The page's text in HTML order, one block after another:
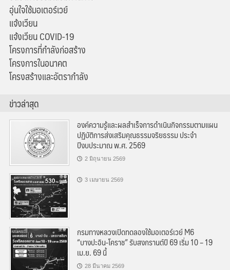
อุ่นใจใช้มอเตอร์เวย์
แจ้งเวียน
แจ้งเวียน COVID-19
โครงการที่กำลังก่อสร้าง
โครงการในอนาคต
โครงสร้างและอัตรากำลัง
ข่าวล่าสุด
องค์ความรู้และผลสำเร็จการดำเนินกิจกรรมตามแผน
ปฏิบัติการส่งเสริมคุณธรรมจริยธรรม ประจำ
ปีงบประมาณ พ.ศ. 2569
2 มิถุนายน 2569
3 เมษายน 2569
กรมทางหลวงเปิดทดลองใช้มอเตอร์เวย์ M6
“บางปะอิน-โคราช” รับสงกรานต์ปี 69 เริ่ม 10 – 19
เม.ย. 69 นี้
28 มีนาคม 2569